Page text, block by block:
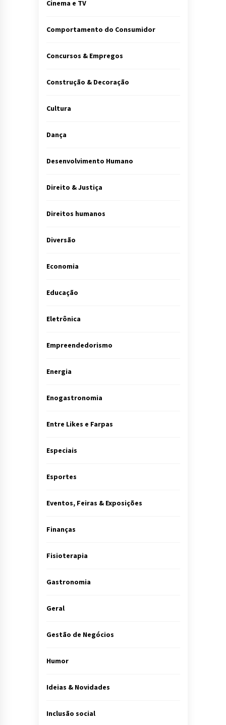
Cinema e TV
Comportamento do Consumidor
Concursos & Empregos
Construção & Decoração
Cultura
Dança
Desenvolvimento Humano
Direito & Justiça
Direitos humanos
Diversão
Economia
Educação
Eletrônica
Empreendedorismo
Energia
Enogastronomia
Entre Likes e Farpas
Especiais
Esportes
Eventos, Feiras & Exposições
Finanças
Fisioterapia
Gastronomia
Geral
Gestão de Negócios
Humor
Ideias & Novidades
Inclusão social